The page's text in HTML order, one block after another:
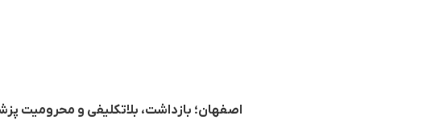
اصفهان؛ بازداشت، بلاتکلیفی و محرومیت